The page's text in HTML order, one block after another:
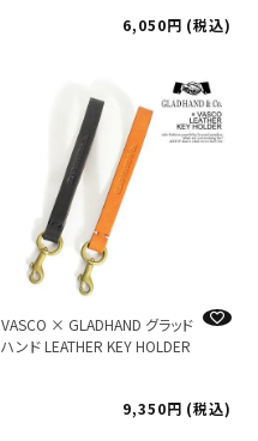
6,050
税込
VASCO × GLADHAND グラッド
ハンド LEATHER KEY HOLDER
9,350 税込